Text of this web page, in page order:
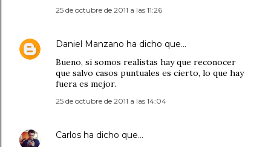
25 de octubre de 2011 a las 11:26
Daniel Manzano ha dicho que…
Bueno, si somos realistas hay que reconocer
que salvo casos puntuales es cierto, lo que hay
fuera es mejor.
25 de octubre de 2011 a las 14:04
Carlos ha dicho que…